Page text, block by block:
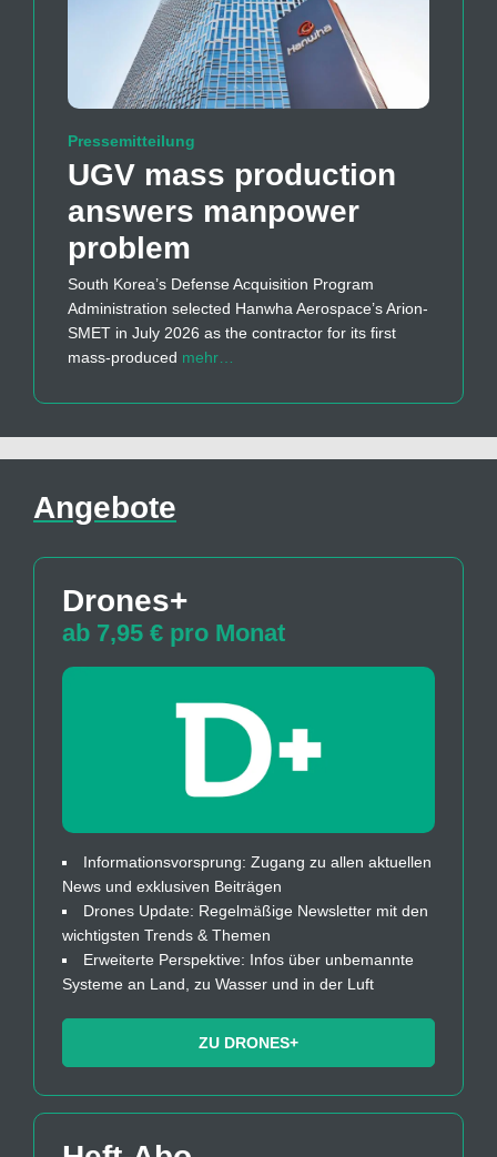
Pressemitteilung
UGV mass production
answers manpower
problem
South Korea’s Defense Acquisition Program
Administration selected Hanwha Aerospace’s Arion-
SMET in July 2026 as the contractor for its first
mass-produced mehr…
Angebote
Drones+
ab 7,95 € pro Monat
Informationsvorsprung: Zugang zu allen aktuellen
News und exklusiven Beiträgen
Drones Update: Regelmäßige Newsletter mit den
wichtigsten Trends & Themen
Erweiterte Perspektive: Infos über unbemannte
Systeme an Land, zu Wasser und in der Luft
ZU DRONES+